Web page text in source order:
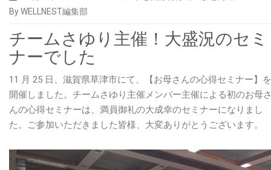
ん
得
セ
ミ
ナ
By WELLNEST編集部
チームさゆり主催！大盛況のセミ
ナーでした
11 月 25 日、滋賀県草津市にて、【お母さんの心得セミナー】を
開催しました。チームさゆり主催メンバー主催による初のお母
んの心得セミナーは、満員御礼の大成幸のセミナーになりまし
た。ご参加いただきました皆様、大変ありがとうございます。